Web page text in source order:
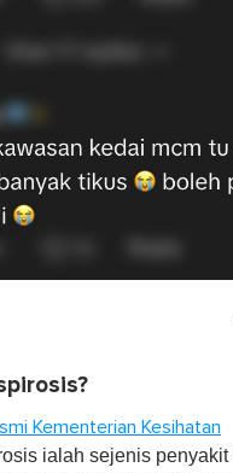
Kementerian Kesihatan
ialah sejenis